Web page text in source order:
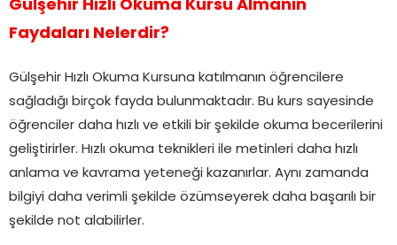
Gülşehir Hızlı Okuma Kursu Almanın
Faydaları Nelerdir?
Gülşehir Hızlı Okuma Kursuna katılmanın öğrencilere
sağladığı birçok fayda bulunmaktadır. Bu kurs sayesinde
öğrenciler daha hızlı ve etkili bir şekilde okuma becerilerini
geliştirirler. Hızlı okuma teknikleri ile metinleri daha hızlı
anlama ve kavrama yeteneği kazanırlar. Aynı zamanda
bilgiyi daha verimli şekilde özümseyerek daha başarılı bir
şekilde not alabilirler.